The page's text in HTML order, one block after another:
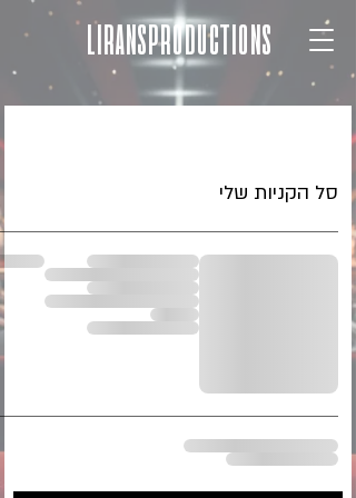
LIRANSPRODUCTIONS
סל הקניות שלי